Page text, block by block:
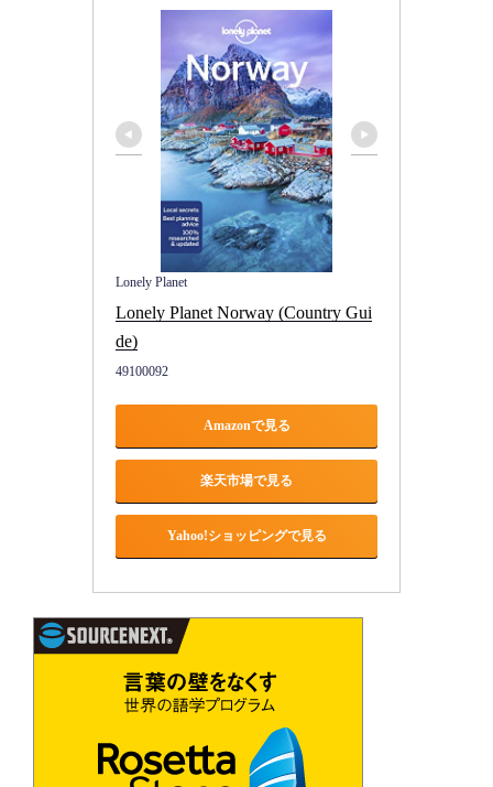
Lonely Planet
Lonely Planet Norway (Country Gui
de)
49100092
Amazonで見る
楽天市場で見る
Yahoo!ショッピングで見る